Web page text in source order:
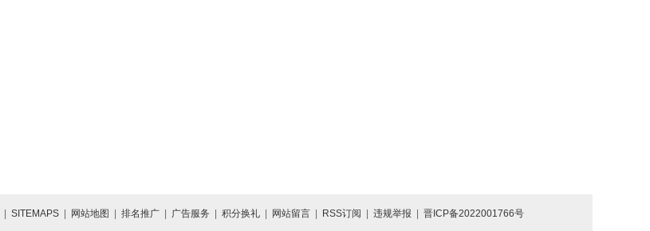
SITEMAPS 网站地图 排名推广 广告服务 积分换礼 网站留言 RSS订阅 违规举报 晋ICP备2022001766号